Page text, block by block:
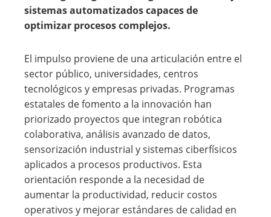
sistemas automatizados capaces de
optimizar procesos complejos.
El impulso proviene de una articulación entre el
sector público, universidades, centros
tecnológicos y empresas privadas. Programas
estatales de fomento a la innovación han
priorizado proyectos que integran robótica
colaborativa, análisis avanzado de datos,
sensorización industrial y sistemas ciberfísicos
aplicados a procesos productivos. Esta
orientación responde a la necesidad de
aumentar la productividad, reducir costos
operativos y mejorar estándares de calidad en